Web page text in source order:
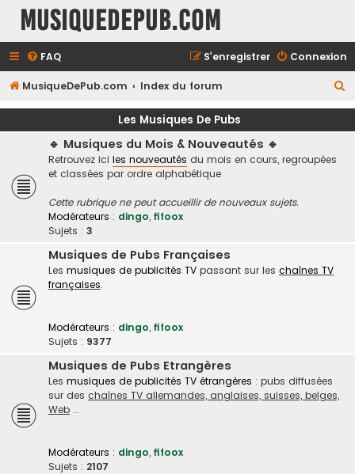
MusiqueDePub.com
FAQ Connexion
S’enregistrer
MusiqueDePub.com Index du forum
e
Les Musiques De Pubs
🔹 Musiques du Mois & Nouveautés 🔹
Retrouvez ici les nouveautés du mois en cours, regroupées
et classées par ordre alphabétique
Cette rubrique ne peut accueillir de nouveaux sujets.
Modérateurs : dingo, fifoox
Sujets : 3
Musiques de Pubs Françaises
Les musiques de publicités TV passant sur les chaînes TV
françaises.
Modérateurs : dingo, fifoox
Sujets : 9377
Musiques de Pubs Etrangères
Les musiques de publicités TV étrangères : pubs diffusées
sur des chaînes TV allemandes, anglaises, suisses, belges,
Web ...
Modérateurs : dingo, fifoox
Sujets : 2107